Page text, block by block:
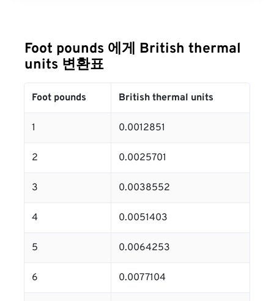
Foot pounds 에게 British thermal
units 변환표
Foot pounds British thermal units
1 0.0012851
2 0.0025701
3 0.0038552
4 0.0051403
5 0.0064253
6 0.0077104